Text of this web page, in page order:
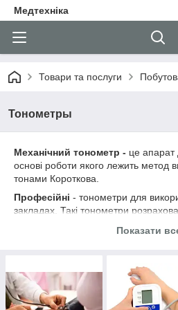
Медтехніка
Товари та послуги
Тонометры
Механічний тонометр - це апарат
основі роботи якого лежить метод
тонами Короткова.
Професійні - тонометри для
закладах. Такі тонометри
вбудованих акумуляторів, що
Автоматичний тонометр -це
прилад для вимірювання
мають набір функцій, що
Показати